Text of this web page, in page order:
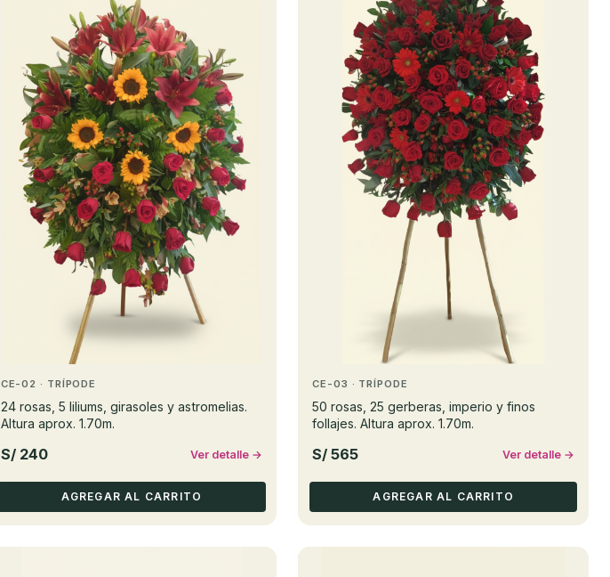
CE-02 · TRÍPODE
24 rosas, 5 liliums, girasoles y astromelias.
Altura aprox. 1.70m.
S/ 240 Ver detalle →
AGREGAR AL CARRITO
CE-03 · TRÍPODE
50 rosas, 25 gerberas, imperio y finos
follajes. Altura aprox. 1.70m.
S/ 565 Ver detalle →
AGREGAR AL CARRITO